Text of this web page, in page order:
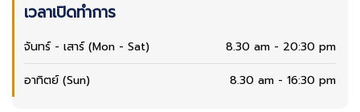
เวลาเปิดทำการ
จันทร์ - เสาร์ (Mon - Sat)
8.30 am - 20:30 pm
อาทิตย์ (Sun)
8.30 am - 16:30 pm